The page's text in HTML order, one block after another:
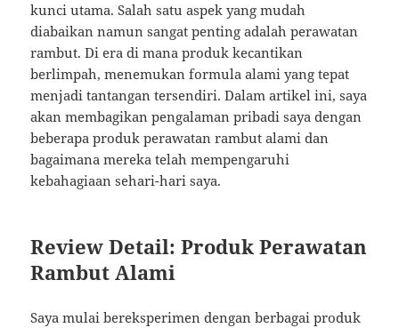
kunci utama. Salah satu aspek yang mudah
diabaikan namun sangat penting adalah perawatan
rambut. Di era di mana produk kecantikan
berlimpah, menemukan formula alami yang tepat
menjadi tantangan tersendiri. Dalam artikel ini, saya
akan membagikan pengalaman pribadi saya dengan
beberapa produk perawatan rambut alami dan
bagaimana mereka telah mempengaruhi
kebahagiaan sehari-hari saya.
Review Detail: Produk Perawatan
Rambut Alami
Saya mulai bereksperimen dengan berbagai produk